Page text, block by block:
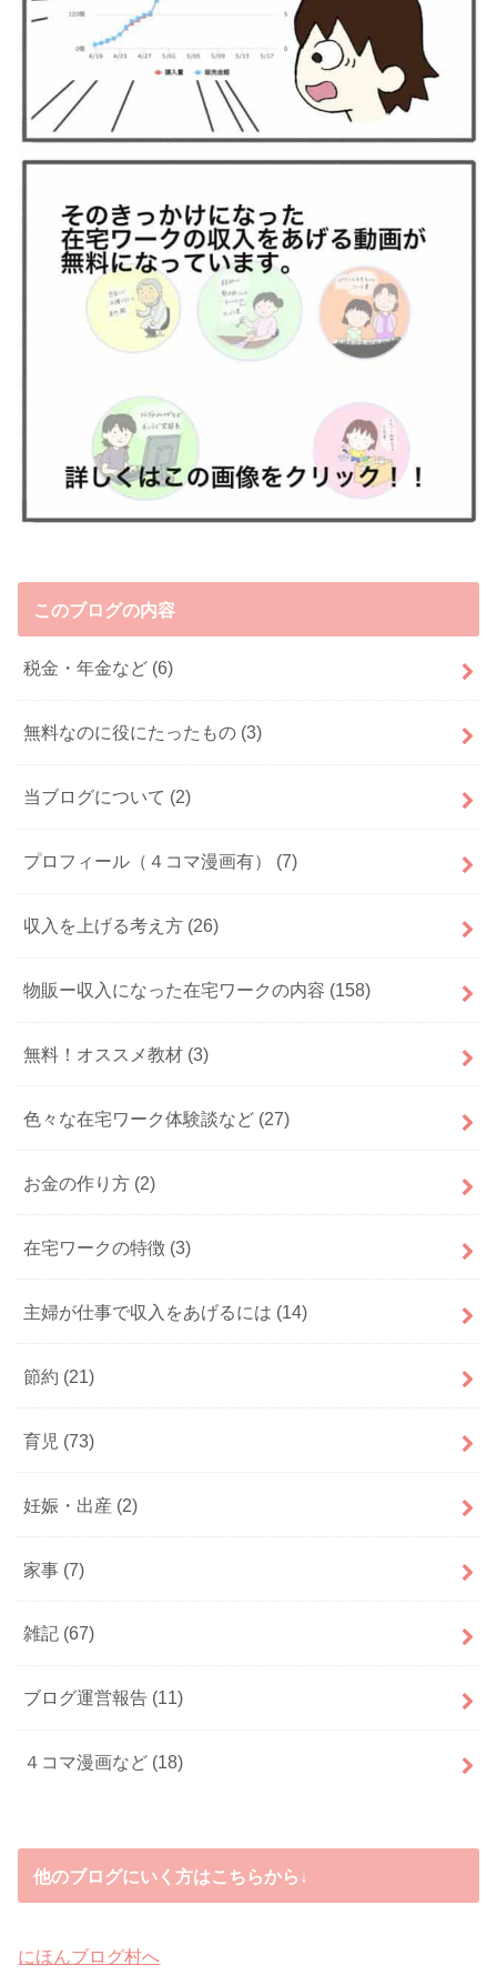
このブログの内容
税金・年金など (6)
無料なのに役にたったもの (3)
当ブログについて (2)
プロフィール（４コマ漫画有） (7)
収入を上げる考え方 (26)
物販ー収入になった在宅ワークの内容 (158)
無料！オススメ教材 (3)
色々な在宅ワーク体験談など (27)
お金の作り方 (2)
在宅ワークの特徴 (3)
主婦が仕事で収入をあげるには (14)
節約 (21)
育児 (73)
妊娠・出産 (2)
家事 (7)
雑記 (67)
ブログ運営報告 (11)
４コマ漫画など (18)
他のブログにいく方はこちらから↓
にほんブログ村へ